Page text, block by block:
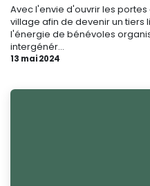
Avec l'envie d'ouvrir les
village afin de devenir un tiers
l'énergie de bénévoles
intergénér...
13 mai 2024